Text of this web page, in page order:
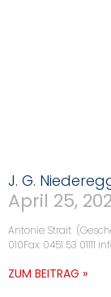
J. G.
April 25,
Antonie Strait
010Fax: 0451 53
ZUM BEITRAG »